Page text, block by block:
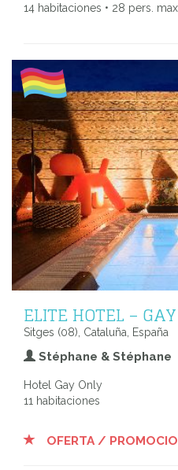
14 habitaciones • 28 pers. max.
ELITE HOTEL –
Sitges (08), Cataluña, España
Stéphane & Stéphane
Hotel Gay Only
11 habitaciones
OFERTA /